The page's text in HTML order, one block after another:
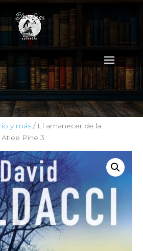
y más / El amanecer de la
Pine 3